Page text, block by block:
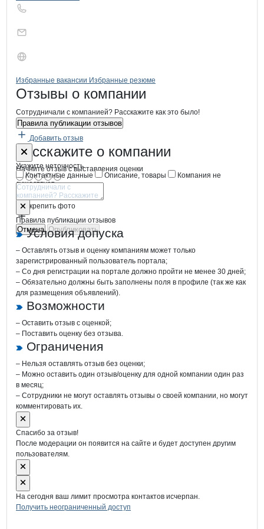
Брендыкомпани ПЗК им Ленина
Вакансии вПЗК им Ленина
Избранные вакансии Избранные резюме
Новости oПЗК им Ленина,
Отзывы о компании
Сотрудничали с компанией? Расскажите как это было!
Правила публикации отзывов
Добавить отзыв
Расскажите о компании
Начните отзыв с выставления оценки
Прикрепить фото
Отмена Опубликовать
Форма обратной связи о
Укажите неточность
Контактные данные
Описание, товары
Компания не
существует
Отмена Опубликовать
Правила публикации отзывов
Условия допуска
– Оставлять отзыв и оценку компаниям может только
зарегистрированный пользователь портала;
– Со дня регистрации на портале должно пройти не менее 30 дней;
– Обязательно должны быть заполнены поля в профиле (так же как
для размещения объявлений).
Возможности
– Оставить отзыв с оценкой;
– Поставить оценку без отзыва.
Ограничения
– Нельзя оставлять отзыв без оценки;
– Можно оставить один отзыв/оценку для одной компании один раз
в месяц;
– Сотрудники не могут оставлять отзывы о своей компании, но могут
комментировать их.
Спасибо за отзыв!
После модерации он появится на сайте и будет доступен другим
пользователям.
На сегодня ваш лимит просмотра контактов исчерпан.
Получить неограниченный доступ